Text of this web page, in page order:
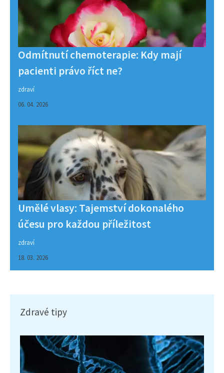
Odmítnutí chemoterapie: Kdy mají
pacienti právo říct ne?
zdraví
06. 04. 2026
Umělé vlasy: Tajemství dokonalého
účesu pro každou příležitost
zdraví
18. 03. 2026
Zdravé tipy